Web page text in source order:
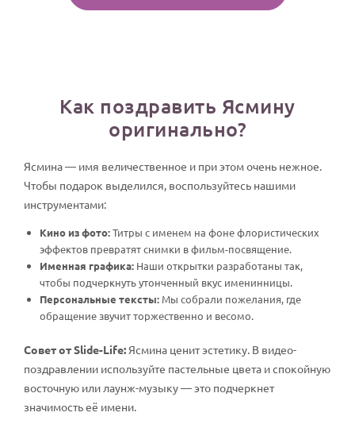
Как поздравить Ясмину
оригинально?
Ясмина — имя величественное и при этом очень нежное.
Чтобы подарок выделился, воспользуйтесь нашими
инструментами:
Кино из фото:Титры с именем на фоне флористических
эффектов превратят снимки в фильм-посвящение.
Именная графика: Наши открытки разработаны так,
чтобы подчеркнуть утонченный вкус именинницы.
Персональные тексты: Мы собрали пожелания, где
обращение звучит торжественно и весомо.
Совет от Slide-Life: Ясмина ценит эстетику. В видео-
поздравлении используйте пастельные цвета и спокойную
восточную или лаунж-музыку — это подчеркнет
значимость её имени.